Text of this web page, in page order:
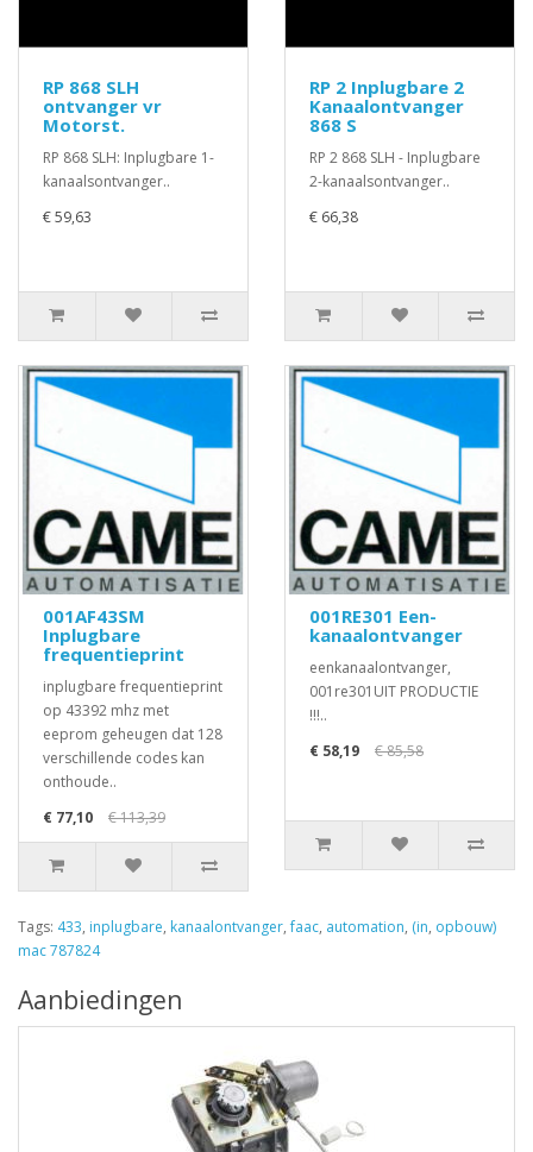
RP 868 SLH
ontvanger vr
Motorst.
RP 868 SLH: Inplugbare 1-
kanaalsontvanger..
€ 59,63
RP 2 Inplugbare 2
Kanaalontvanger
868 S
RP 2 868 SLH - Inplugbare
2-kanaalsontvanger..
€ 66,38
001AF43SM
Inplugbare
frequentieprint
inplugbare frequentieprint
op 43392 mhz met
eeprom geheugen dat 128
verschillende codes kan
onthoude..
€ 77,10
€ 113,39
001RE301 Een-
kanaalontvanger
eenkanaalontvanger,
001re301UIT PRODUCTIE
!!!..
€ 58,19
€ 85,58
Tags: 433, inplugbare, kanaalontvanger,faac, automation, (in, opbouw)
mac 787824
Aanbiedingen